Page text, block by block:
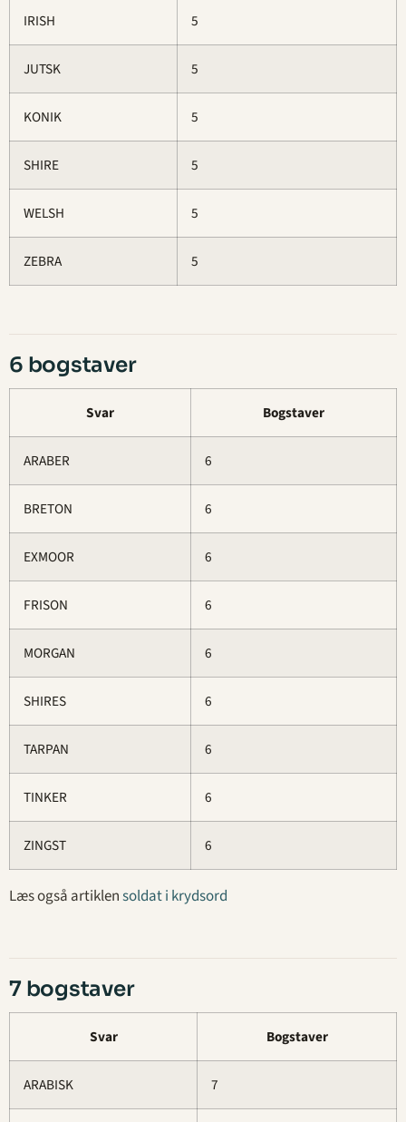
IRISH 5
JUTSK 5
KONIK 5
SHIRE 5
WELSH 5
ZEBRA 5
6 bogstaver
Svar Bogstaver
ARABER 6
BRETON 6
EXMOOR 6
FRISON 6
MORGAN 6
SHIRES 6
TARPAN 6
TINKER 6
ZINGST 6
Læs også artiklensoldat i krydsord
7 bogstaver
Svar Bogstaver
ARABISK 7